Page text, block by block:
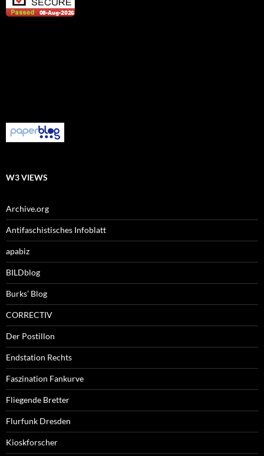
W3 VIEWS
Archive.org
Antifaschistisches Infoblatt
apabiz
BILDblog
Burks’ Blog
CORRECTIV
Der Postillon
Endstation Rechts
Faszination Fankurve
Fliegende Bretter
Flurfunk Dresden
Kioskforscher